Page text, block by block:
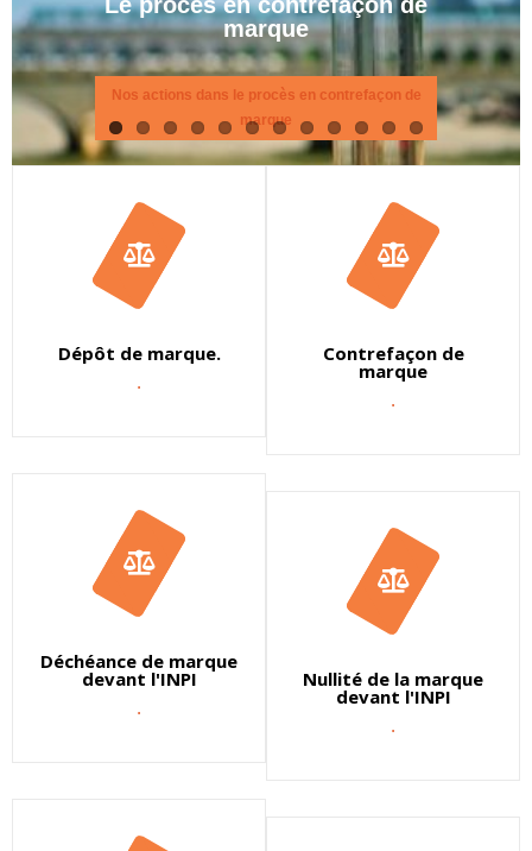
Le procès en contrefaçon de
marque
Nos actions dans le procès en contrefaçon de
marque
Dépôt de marque.
.
Déchéance de marque
devant l'INPI
.
Contrefaçon de
marque
.
Nullité de la marque
devant l'INPI
.